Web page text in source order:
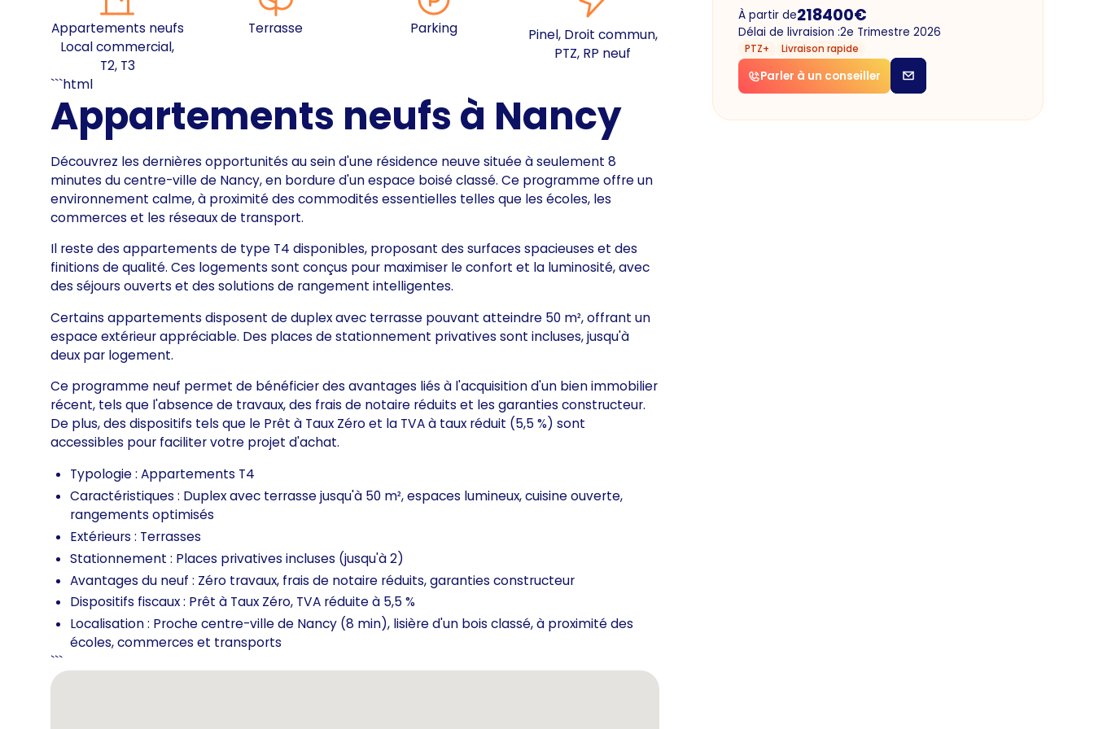
Appartements neufs
Local commercial,
T2, T3
Terrasse Parking
Pinel, Droit commun,
PTZ, RP neuf
```html
Appartements neufs à Nancy
Découvrez les dernières opportunités au sein d'une résidence neuve située à seulement 8
minutes du centre-ville de Nancy, en bordure d'un espace boisé classé. Ce programme offre un
environnement calme, à proximité des commodités essentielles telles que les écoles, les
commerces et les réseaux de transport.
Il reste des appartements de type T4 disponibles, proposant des surfaces spacieuses et des
finitions de qualité. Ces logements sont conçus pour maximiser le confort et la luminosité, avec
des séjours ouverts et des solutions de rangement intelligentes.
Certains appartements disposent de duplex avec terrasse pouvant atteindre 50 m², offrant un
espace extérieur appréciable. Des places de stationnement privatives sont incluses, jusqu'à
deux par logement.
Ce programme neuf permet de bénéficier des avantages liés à l'acquisition d'un bien immobilier
récent, tels que l'absence de travaux, des frais de notaire réduits et les garanties constructeur.
De plus, des dispositifs tels que le Prêt à Taux Zéro et la TVA à taux réduit (5,5 %) sont
accessibles pour faciliter votre projet d'achat.
Typologie : Appartements T4
Caractéristiques : Duplex avec terrasse jusqu'à 50 m², espaces lumineux, cuisine ouverte,
rangements optimisés
Extérieurs : Terrasses
Stationnement : Places privatives incluses (jusqu'à 2)
Avantages du neuf : Zéro travaux, frais de notaire réduits, garanties constructeur
Dispositifs fiscaux : Prêt à Taux Zéro, TVA réduite à 5,5 %
Localisation : Proche centre-ville de Nancy (8 min), lisière d'un bois classé, à proximité des
écoles, commerces et transports
```
À partir de218400€
Délai de livraision :2e Trimestre 2026
PTZ+ Livraison rapide
Parler à un conseiller